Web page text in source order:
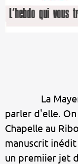
La
parler d'elle.
Chapelle au
manuscrit
un premiier jet